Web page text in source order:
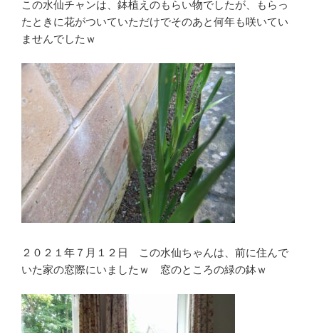
この水仙チャンは、鉢植えのもらい物でしたが、もらっ
たときに花がついていただけでそのあと何年も咲いてい
ませんでしたｗ
２０２１年７月１２日 この水仙ちゃんは、前に住んで
いた家の窓際にいましたｗ 窓のところの緑の鉢ｗ